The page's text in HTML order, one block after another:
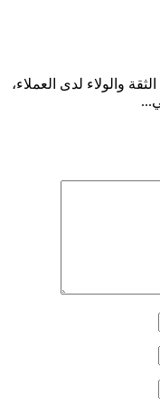
والولاء لدى العملاء،